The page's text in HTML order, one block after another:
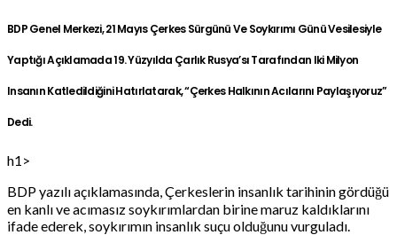
BDP Genel Merkezi, 21 Mayıs Çerkes Sürgünü Ve Soykırımı Günü Vesilesiyle
Yaptığı Açıklamada 19. Yüzyılda Çarlık Rusya’sı Tarafından Iki Milyon
Insanın Katledildiğini Hatırlatarak, “Çerkes Halkının Acılarını Paylaşıyoruz”
Dedi.
h1>
BDP yazılı açıklamasında, Çerkeslerin insanlık tarihinin gördüğü
en kanlı ve acımasız soykırımlardan birine maruz kaldıklarını
ifade ederek, soykırımın insanlık suçu olduğunu vurguladı.